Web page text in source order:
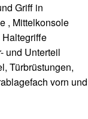
Griff in
, Mittelkonsole
und Unterteil
Türbrüstungen,
vorn und